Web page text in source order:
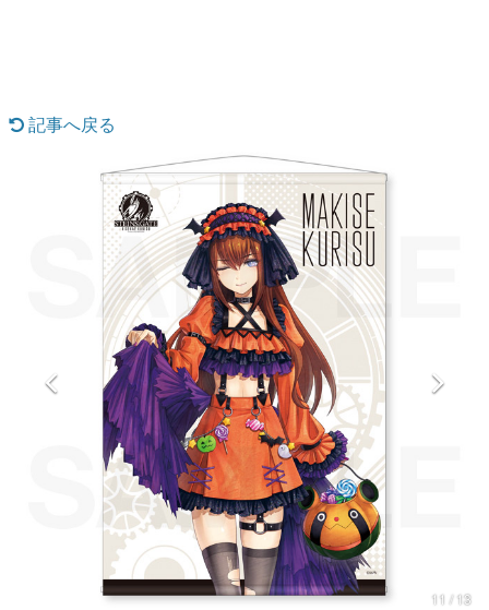
なんでゲームは面白い？
ゲーム開発者・hamatsu氏がゲームの魅力を画面や操作の
具体的な形から解き明かしていく、硬派で骨太な評論連載
です。
ゲームが変えた日本語
「経験値」「裏技」「ラスボス」… ゲームにまつわる言葉
の起源や用法の変遷を、コンピューター文化史研究家・タ
イニーP氏が徹底調査。
カテゴリ
特集記事
アプリレビュー
その他
記事へ戻る
11 / 13